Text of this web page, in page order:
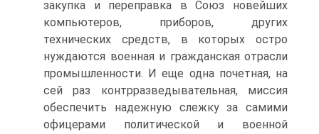
закупка и переправка в Союз новейших
компьютеров, приборов, других
технических средств, в которых остро
нуждаются военная и гражданская отрасли
промышленности. И еще одна почетная, на
сей раз контрразведывательная, миссия
обеспечить надежную слежку за самими
офицерами политической и военной